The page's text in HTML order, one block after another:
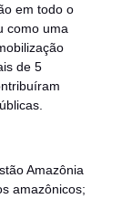
em todo o
como uma
de 5
Amazônia
amazônicos;